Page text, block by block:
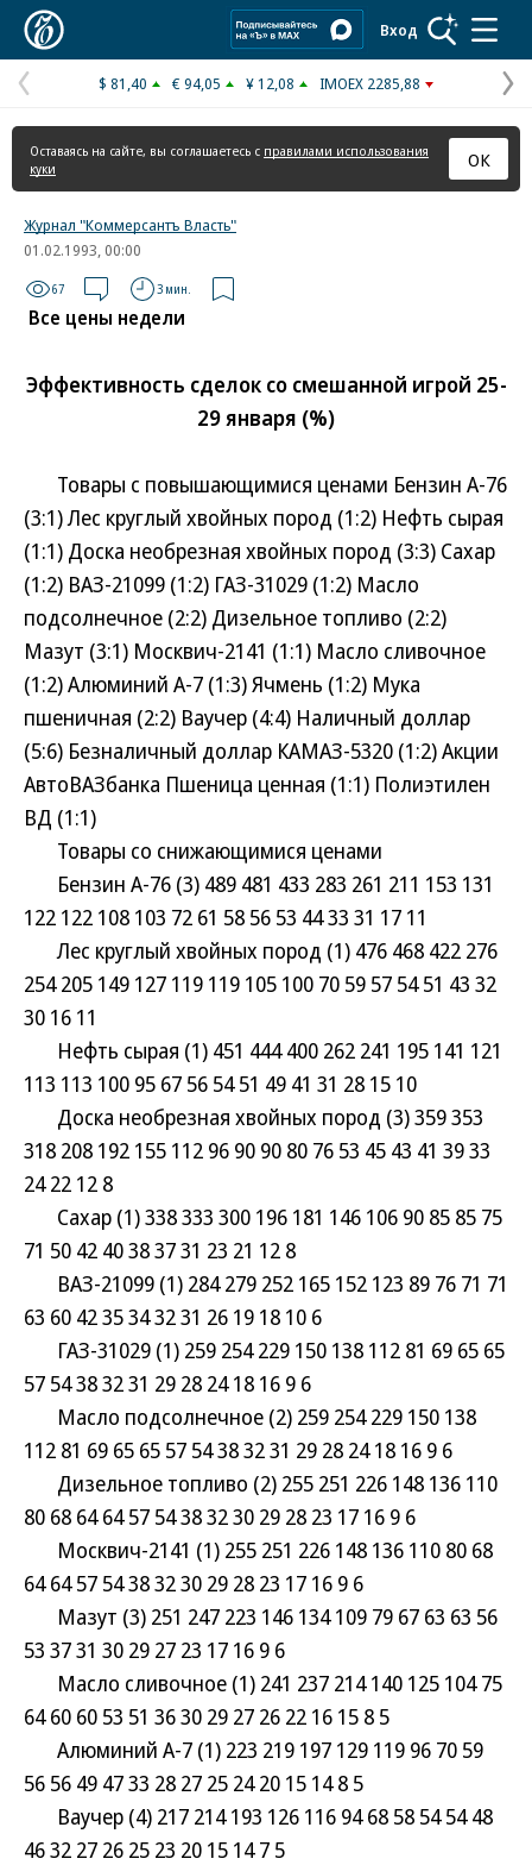
Вход
Предыдущая
страница
$ 81,40 € 94,05 ¥ 12,08 IMOEX 2285,88
Оставаясь на сайте, вы соглашаетесь с правилами использования
куки
ОК
Журнал "Коммерсантъ Власть"
01.02.1993, 00:00
67 3 мин.
Все цены недели
Эффективность сделок со смешанной игрой 25-
29 января (%)
Товары с повышающимися ценами Бензин А-76
(3:1) Лес круглый хвойных пород (1:2) Нефть сырая
(1:1) Доска необрезная хвойных пород (3:3) Сахар
(1:2) ВАЗ-21099 (1:2) ГАЗ-31029 (1:2) Масло
подсолнечное (2:2) Дизельное топливо (2:2)
Мазут (3:1) Москвич-2141 (1:1) Масло сливочное
(1:2) Алюминий А-7 (1:3) Ячмень (1:2) Мука
пшеничная (2:2) Ваучер (4:4) Наличный доллар
(5:6) Безналичный доллар КАМАЗ-5320 (1:2) Акции
АвтоВАЗбанка Пшеница ценная (1:1) Полиэтилен
ВД (1:1)
Товары со снижающимися ценами
Бензин А-76 (3) 489 481 433 283 261 211 153 131
122 122 108 103 72 61 58 56 53 44 33 31 17 11
Лес круглый хвойных пород (1) 476 468 422 276
254 205 149 127 119 119 105 100 70 59 57 54 51 43 32
30 16 11
Нефть сырая (1) 451 444 400 262 241 195 141 121
113 113 100 95 67 56 54 51 49 41 31 28 15 10
Доска необрезная хвойных пород (3) 359 353
318 208 192 155 112 96 90 90 80 76 53 45 43 41 39 33
24 22 12 8
Сахар (1) 338 333 300 196 181 146 106 90 85 85 75
71 50 42 40 38 37 31 23 21 12 8
ВАЗ-21099 (1) 284 279 252 165 152 123 89 76 71 71
63 60 42 35 34 32 31 26 19 18 10 6
ГАЗ-31029 (1) 259 254 229 150 138 112 81 69 65 65
57 54 38 32 31 29 28 24 18 16 9 6
Масло подсолнечное (2) 259 254 229 150 138
112 81 69 65 65 57 54 38 32 31 29 28 24 18 16 9 6
Дизельное топливо (2) 255 251 226 148 136 110
80 68 64 64 57 54 38 32 30 29 28 23 17 16 9 6
Москвич-2141 (1) 255 251 226 148 136 110 80 68
64 64 57 54 38 32 30 29 28 23 17 16 9 6
Мазут (3) 251 247 223 146 134 109 79 67 63 63 56
53 37 31 30 29 27 23 17 16 9 6
Масло сливочное (1) 241 237 214 140 125 104 75
64 60 60 53 51 36 30 29 27 26 22 16 15 8 5
Алюминий А-7 (1) 223 219 197 129 119 96 70 59
56 56 49 47 33 28 27 25 24 20 15 14 8 5
Ваучер (4) 217 214 193 126 116 94 68 58 54 54 48
46 32 27 26 25 23 20 15 14 7 5